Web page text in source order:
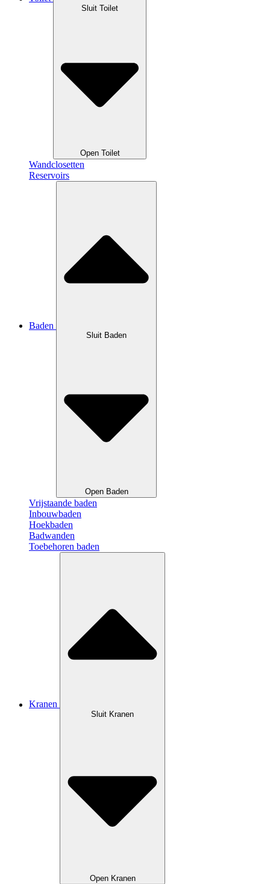
Sluit Toilet
Open Toilet
Wandclosetten
Reservoirs
Baden
Sluit Baden
Open Baden
Vrijstaande baden
Inbouwbaden
Hoekbaden
Badwanden
Toebehoren baden
Kranen
Sluit Kranen
Open Kranen